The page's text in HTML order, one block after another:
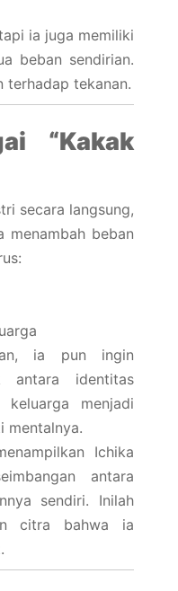
ia juga memiliki
beban sendirian.
terhadap tekanan.
“Kakak
secara langsung,
menambah beban
ia pun ingin
antara identitas
menjadi
mentalnya.
Ichika
antara
sendiri. Inilah
citra bahwa ia